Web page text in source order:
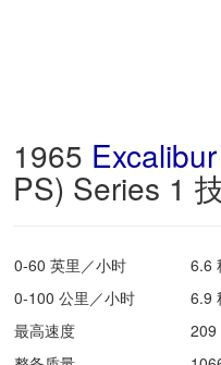
1965 Excalibur
PS) Series 1
0-60 英里／小时
6.6
0-100 公里／小时
6.9
最高速度
209